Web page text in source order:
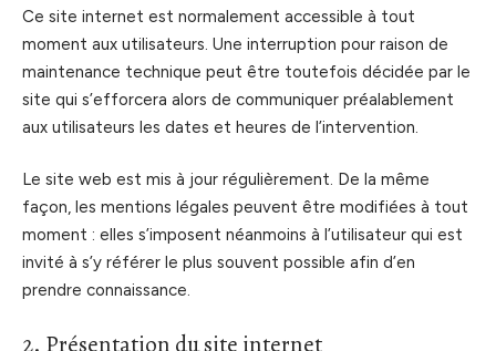
Ce site internet est normalement accessible à tout
moment aux utilisateurs. Une interruption pour raison de
maintenance technique peut être toutefois décidée par le
site qui s’efforcera alors de communiquer préalablement
aux utilisateurs les dates et heures de l’intervention.
Le site web est mis à jour régulièrement. De la même
façon, les mentions légales peuvent être modifiées à tout
moment : elles s’imposent néanmoins à l’utilisateur qui est
invité à s’y référer le plus souvent possible afin d’en
prendre connaissance.
2. Présentation du site internet